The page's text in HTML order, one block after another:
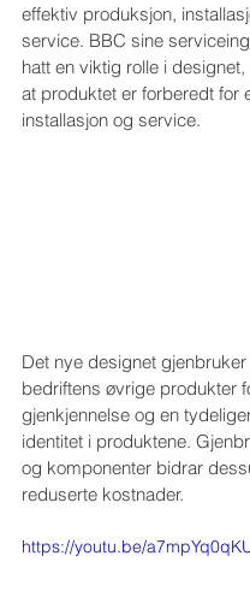
effektiv produksjon,
service. BBC sine
hatt en viktig rolle i
at produktet er forberedt for
installasjon og service.
Det nye designet
bedriftens øvrige produkter
gjenkjennelse og en
identitet i produktene.
og komponenter bidrar
reduserte kostnader.
https://youtu.be/